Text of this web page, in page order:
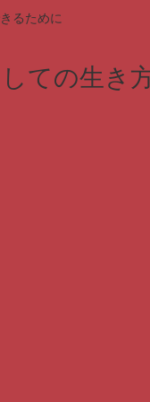
るために
ての生き